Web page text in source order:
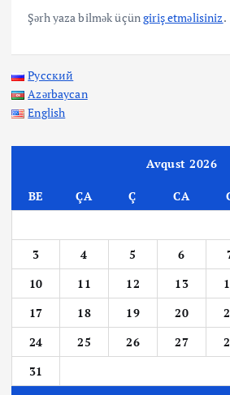
Şərh yaza bilmək üçüngiriş etməlisiniz.
Русский
Azərbaycan
English
Avqust 2026
BE ÇA Ç CA
3
4 5 6
10
11 12 13
17
18 19 20
24
25 26 27
31